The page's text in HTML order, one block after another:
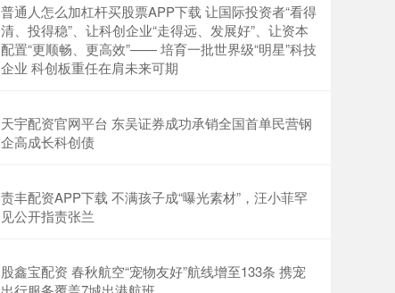
普通人怎么加杠杆买股票APP下载 让国际投资者“看得
清、投得稳”、让科创企业“走得远、发展好”、让资本
配置“更顺畅、更高效”—— 培育一批世界级“明星”科技
企业 科创板重任在肩未来可期
天宇配资官网平台 东吴证券成功承销全国首单民营钢
企高成长科创债
责丰配资APP下载 不满孩子成“曝光素材”，汪小菲罕
见公开指责张兰
股鑫宝配资 春秋航空“宠物友好”航线增至133条 携宠